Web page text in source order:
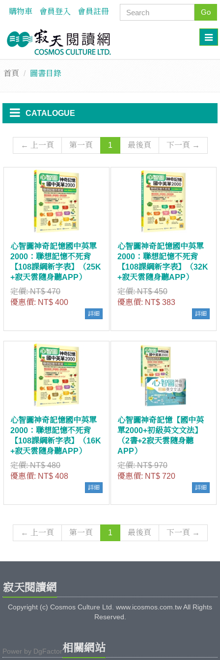
Go
購物車 會員登入 會員註冊
首頁 圖書目錄
CATALOGUE
← 上一頁 第一頁 1 最後頁 下一頁 →
心智圖神奇記憶國中英單
2000：聯想記憶不死背
【108課綱新字表】（25K
+寂天雲隨身聽APP）
定價:NT$ 470
優惠價: NT$ 400
詳細
心智圖神奇記憶國中英單
2000：聯想記憶不死背
【108課綱新字表】（32K
+寂天雲隨身聽APP）
定價:NT$ 450
優惠價: NT$ 383
詳細
心智圖神奇記憶國中英單
2000：聯想記憶不死背
【108課綱新字表】（16K
+寂天雲隨身聽APP）
定價:NT$ 480
優惠價: NT$ 408
詳細
心智圖神奇記憶【國中英
單2000+初級英文文法】
（2書+2寂天雲隨身聽
APP）
定價:NT$ 970
優惠價: NT$ 720
詳細
← 上一頁 第一頁 1 最後頁 下一頁 →
寂天閱讀網
Copyright (c) Cosmos Culture Ltd. www.icosmos.com.tw All Rights
Reserved.
Power by DgFactor相關網站